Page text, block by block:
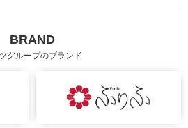
BRAND
グループのブランド